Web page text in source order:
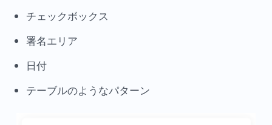
チェックボックス
署名エリア
日付
テーブルのようなパターン